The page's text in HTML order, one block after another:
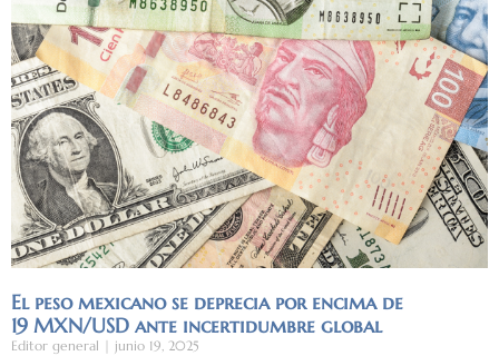
El peso mexicano se deprecia por encima de
19 MXN/USD ante incertidumbre global
Editor general junio 19, 2025